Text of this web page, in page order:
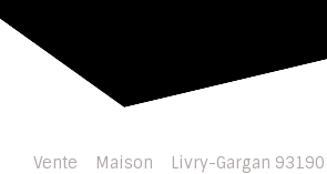
Vente Maison
Livry-Gargan 93190